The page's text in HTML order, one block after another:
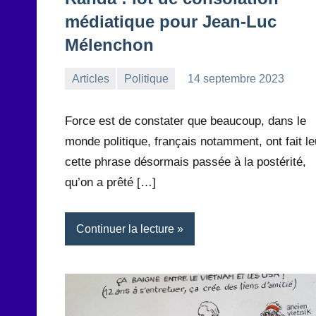
médiatique pour Jean-Luc
Mélenchon
Articles Politique
14 septembre 2023
Force est de constater que beaucoup, dans le
monde politique, français notamment, ont fait
cette phrase désormais passée à la postérité,
qu’on a prêté […]
Continuer la lecture